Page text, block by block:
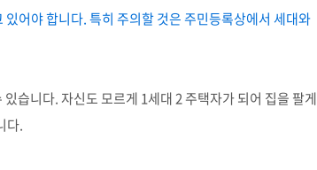
어야 합니다. 특히 주의할 것은 주민등록상에서 세대와
습니다. 자신도 모르게 1세대 2 주택자가 되어 집을 팔게
다.